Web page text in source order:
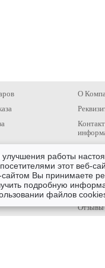
О
Услуги
Главная
Отзывы
улучшения работы
этот веб-
сайтом Вы принимаете
подробную
файлов